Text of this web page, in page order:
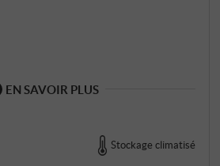
EN SAVOIR PLUS
Stockage climatisé